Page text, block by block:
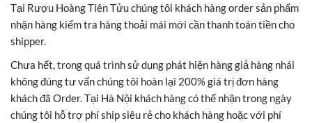
Tại Rượu Hoàng Tiên Tửu chúng tôi khách hàng order sản phẩm
nhận hàng kiểm tra hàng thoải mái mới cần thanh toán tiền cho
shipper.
Chưa hết, trong quá trình sử dụng phát hiện hàng giả hàng nhái
không đúng tư vấn chúng tôi hoàn lại 200% giá trị đơn hàng
khách đã Order. Tại Hà Nội khách hàng có thể nhận trong ngày
chúng tôi hỗ trợ phí ship siêu rẻ cho khách hàng hoặc với phí